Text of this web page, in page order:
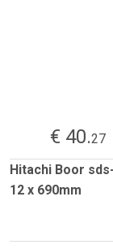
€ 40.27
Hitachi Boor
12 x 690mm